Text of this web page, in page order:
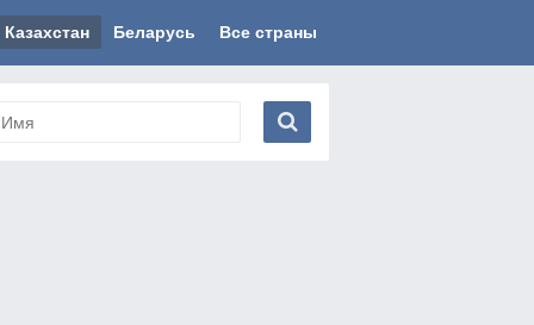
Казахстан Беларусь Все страны